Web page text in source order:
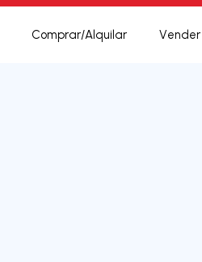
Comprar/Alquilar Vender